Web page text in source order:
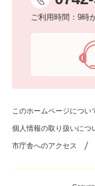
ご利用時間：9時
このホームページについ
個人情報の取り扱いにつ
市庁舎へのアクセス